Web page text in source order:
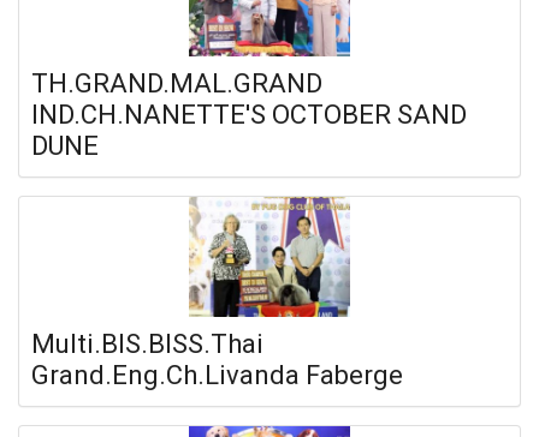
TH.GRAND.MAL.GRAND
IND.CH.NANETTE'S OCTOBER SAND
DUNE
Multi.BIS.BISS.Thai
Grand.Eng.Ch.Livanda Faberge